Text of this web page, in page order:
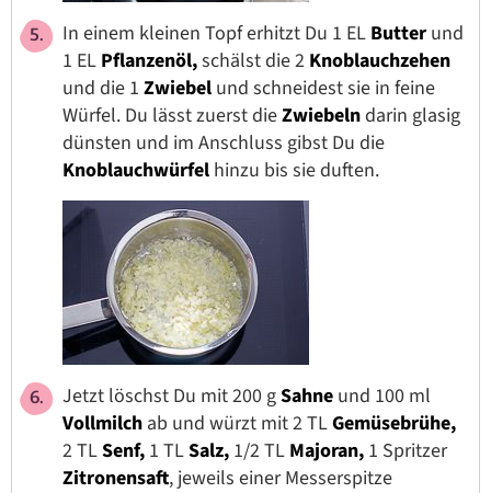
In einem kleinen Topf erhitzt Du 1 EL Butter und
1 EL Pflanzenöl,schälst die 2 Knoblauchzehen
und die 1 Zwiebel und schneidest sie in feine
Würfel. Du lässt zuerst dieZwiebelndarin glasig
dünsten und im Anschluss gibst Du die
Knoblauchwürfel hinzu bis sie duften.
Jetzt löschst Du mit 200 gSahne und 100 ml
Vollmilch ab und würzt mit 2 TLGemüsebrühe,
2 TLSenf, 1 TLSalz, 1/2 TL Majoran, 1 Spritzer
Zitronensaft, jeweils einer Messerspitze